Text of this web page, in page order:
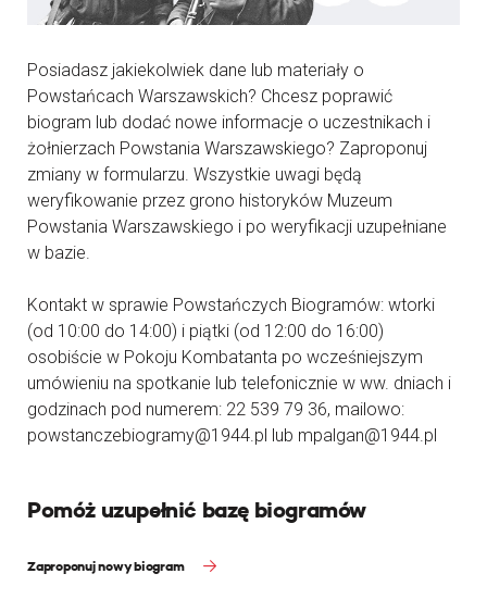
Posiadasz jakiekolwiek dane lub materiały o
Powstańcach Warszawskich? Chcesz poprawić
biogram lub dodać nowe informacje o uczestnikach i
żołnierzach Powstania Warszawskiego? Zaproponuj
zmiany w formularzu. Wszystkie uwagi będą
weryfikowanie przez grono historyków Muzeum
Powstania Warszawskiego i po weryfikacji uzupełniane
w bazie.
Kontakt w sprawie Powstańczych Biogramów: wtorki
(od 10:00 do 14:00) i piątki (od 12:00 do 16:00)
osobiście w Pokoju Kombatanta po wcześniejszym
umówieniu na spotkanie lub telefonicznie w ww. dniach i
godzinach pod numerem: 22 539 79 36, mailowo:
powstanczebiogramy@1944.pl lub mpalgan@1944.pl
Pomóż uzupełnić bazę biogramów
Zaproponuj nowy biogram